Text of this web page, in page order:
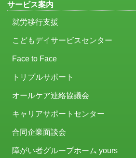
サービス案内
就労移行支援
こどもデイサービスセンター
Face to Face
トリプルサポート
オールケア連絡協議会
キャリアサポートセンター
合同企業面談会
障がい者グループホーム yours